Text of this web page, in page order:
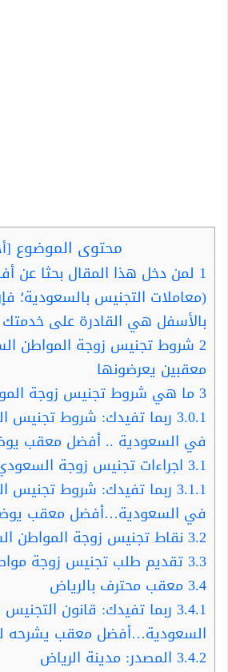
محتوى الموضوع [
1 لمن دخل هذا المقال بحثا
(معاملات التجنيس بالسعودية؛
بالأسفل هي القادرة على خدمتك
2 شروط تجنيس زوجة المواطن
معقبين يعرضونها
3ما هي شروط تجنيس زوجة
3.0.1 ربما تفيدك: شروط تجنيس
في السعودية .. أفضل معقب
3.1 اجراءات تجنيس زوجة
3.1.1 ربما تفيدك: شروط تجنيس
في السعودية…أفضل معقب
3.2 نقاط تجنيس زوجة المواطن
3.3تقديم طلب تجنيس زوجة
3.4معقب محترف بالرياض
3.4.1 ربما تفيدك: قانون
السعودية…أفضل معقب يشرحه
3.4.2 المصدر: مدينة الرياض